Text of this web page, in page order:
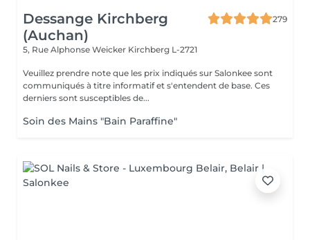
Dessange Kirchberg
(Auchan)
279
5, Rue Alphonse Weicker Kirchberg L-2721
Veuillez prendre note que les prix indiqués sur Salonkee sont
communiqués à titre informatif et s'entendent de base. Ces
derniers sont susceptibles de...
Soin des Mains "Bain Paraffine"